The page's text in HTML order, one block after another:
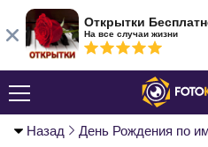
Назад День Рождения по
Открытки
На все случаи жизни